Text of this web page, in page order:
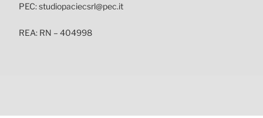
PEC: studiopaciecsrl@pec.it
REA: RN – 404998